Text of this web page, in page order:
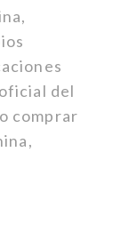
del
comprar